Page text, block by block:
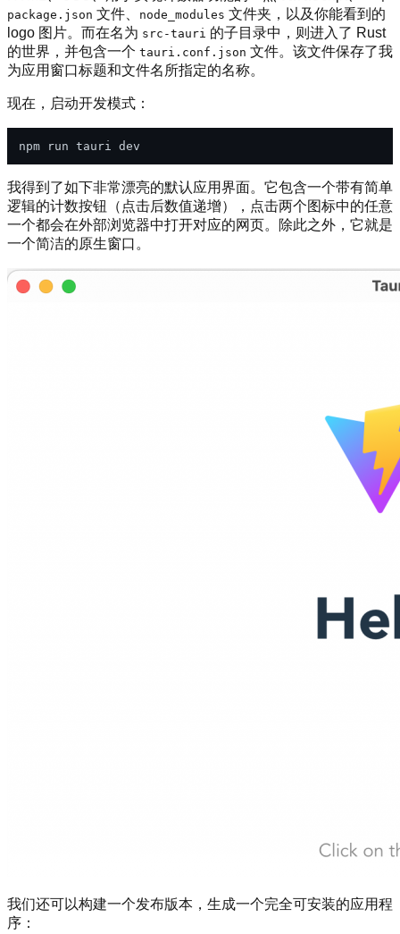
package.json 文件、 node_modules 文件夹，以及你能看到的
logo 图片。而在名为 src-tauri 的子目录中，则进入了 Rust
的世界，并包含一个 tauri.conf.json 文件。该文件保存了我
为应用窗口标题和文件名所指定的名称。
现在，启动开发模式：
我得到了如下非常漂亮的默认应用界面。它包含一个带有简单
逻辑的计数按钮（点击后数值递增），点击两个图标中的任意
一个都会在外部浏览器中打开对应的网页。除此之外，它就是
一个简洁的原生窗口。
我们还可以构建一个发布版本，生成一个完全可安装的应用程
序：